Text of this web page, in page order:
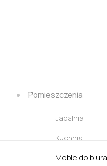
Pomieszczenia
Jadalnia
Kuchnia
Meble do biura